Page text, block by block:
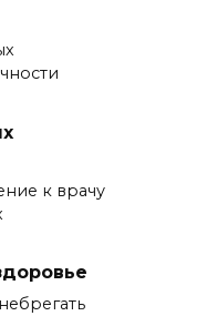
к врачу